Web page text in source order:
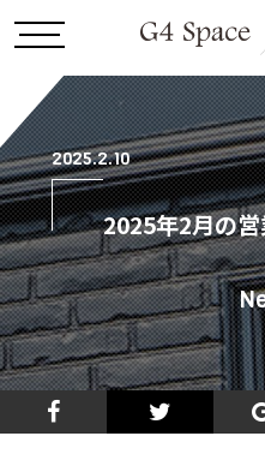
2025.2.10
2025年2月の